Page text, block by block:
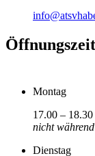
Montag
17.00 –
nicht
Dienstag